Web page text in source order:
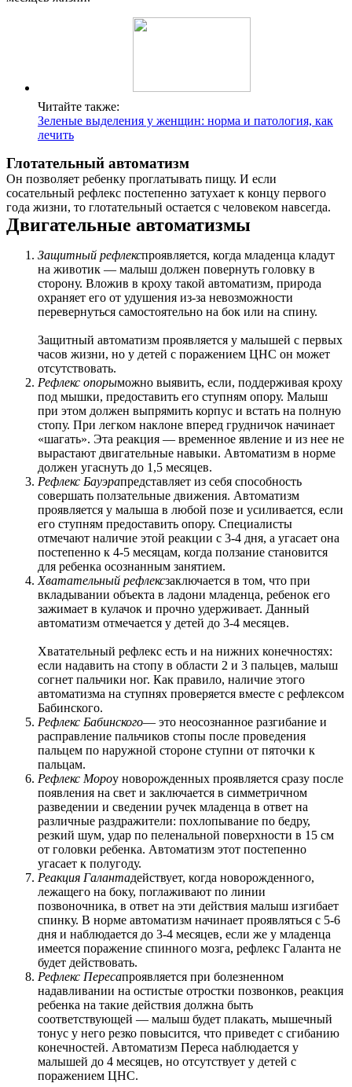
Читайте также:
Зеленые выделения у женщин: норма и патология, как
лечить
Глотательный автоматизм
Он позволяет ребенку проглатывать пищу. И если
сосательный рефлекс постепенно затухает к концу первого
года жизни, то глотательный остается с человеком навсегда.
Двигательные автоматизмы
Защитный рефлекспроявляется, когда младенца кладут
на животик — малыш должен повернуть головку в
сторону. Вложив в кроху такой автоматизм, природа
охраняет его от удушения из-за невозможности
перевернуться самостоятельно на бок или на спину.
Защитный автоматизм проявляется у малышей с первых
часов жизни, но у детей с поражением ЦНС он может
отсутствовать.
Рефлекс опорыможно выявить, если, поддерживая кроху
под мышки, предоставить его ступням опору. Малыш
при этом должен выпрямить корпус и встать на полную
стопу. При легком наклоне вперед грудничок начинает
«шагать». Эта реакция — временное явление и из нее не
вырастают двигательные навыки. Автоматизм в норме
должен угаснуть до 1,5 месяцев.
Рефлекс Бауэрапредставляет из себя способность
совершать ползательные движения. Автоматизм
проявляется у малыша в любой позе и усиливается, если
его ступням предоставить опору. Специалисты
отмечают наличие этой реакции с 3-4 дня, а угасает она
постепенно к 4-5 месяцам, когда ползание становится
для ребенка осознанным занятием.
Хватательный рефлексзаключается в том, что при
вкладывании объекта в ладони младенца, ребенок его
зажимает в кулачок и прочно удерживает. Данный
автоматизм отмечается у детей до 3-4 месяцев.
Хватательный рефлекс есть и на нижних конечностях:
если надавить на стопу в области 2 и 3 пальцев, малыш
согнет пальчики ног. Как правило, наличие этого
автоматизма на ступнях проверяется вместе с рефлексом
Бабинского.
Рефлекс Бабинского— это неосознанное разгибание и
расправление пальчиков стопы после проведения
пальцем по наружной стороне ступни от пяточки к
пальцам.
Рефлекс Мороу новорожденных проявляется сразу после
появления на свет и заключается в симметричном
разведении и сведении ручек младенца в ответ на
различные раздражители: похлопывание по бедру,
резкий шум, удар по пеленальной поверхности в 15 см
от головки ребенка. Автоматизм этот постепенно
угасает к полугоду.
Реакция Галантадействует, когда новорожденного,
лежащего на боку, поглаживают по линии
позвоночника, в ответ на эти действия малыш изгибает
спинку. В норме автоматизм начинает проявляться с 5-6
дня и наблюдается до 3-4 месяцев, если же у младенца
имеется поражение спинного мозга, рефлекс Галанта не
будет действовать.
Рефлекс Пересапроявляется при болезненном
надавливании на остистые отростки позвонков, реакция
ребенка на такие действия должна быть
соответствующей — малыш будет плакать, мышечный
тонус у него резко повысится, что приведет с сгибанию
конечностей. Автоматизм Переса наблюдается у
малышей до 4 месяцев, но отсутствует у детей с
поражением ЦНС.